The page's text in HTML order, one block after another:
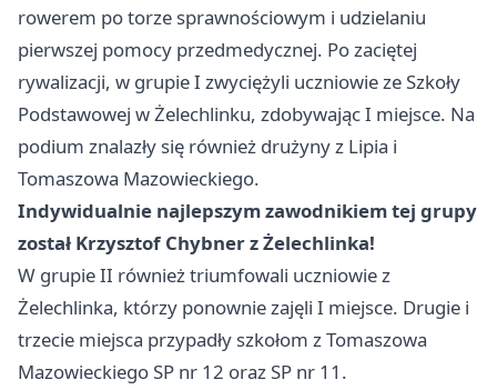
rowerem po torze sprawnościowym i udzielaniu
pierwszej pomocy przedmedycznej. Po zaciętej
rywalizacji, w grupie I zwyciężyli uczniowie ze Szkoły
Podstawowej w Żelechlinku, zdobywając I miejsce. Na
podium znalazły się również drużyny z Lipia i
Tomaszowa Mazowieckiego.
Indywidualnie najlepszym zawodnikiem tej grupy
został Krzysztof Chybner z Żelechlinka!
W grupie II również triumfowali uczniowie z
Żelechlinka, którzy ponownie zajęli I miejsce. Drugie i
trzecie miejsca przypadły szkołom z Tomaszowa
Mazowieckiego SP nr 12 oraz SP nr 11.